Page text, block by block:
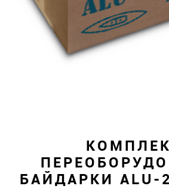
БАЙДАРКИ ALU-